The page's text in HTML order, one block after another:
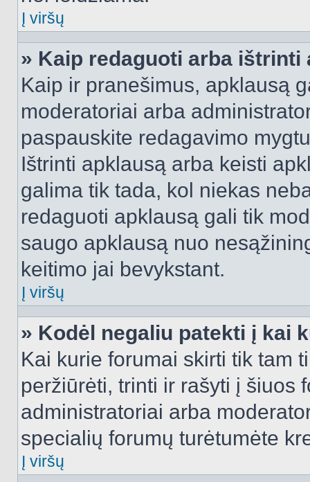
Į viršų
» Kaip redaguoti arba ištrinti
Kaip ir pranešimus, apklausą
moderatoriai arba
paspauskite redagavimo
Ištrinti apklausą arba keisti
galima tik tada, kol niekas
redaguoti apklausą gali tik
saugo apklausą nuo
keitimo jai bevykstant.
Į viršų
» Kodėl negaliu patekti į kai
Kai kurie forumai skirti tik tam
peržiūrėti, trinti ir rašyti į šiuos
administratoriai arba
specialių forumų turėtumėte
Į viršų